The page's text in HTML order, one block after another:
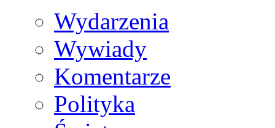
Wydarzenia
Wywiady
Komentarze
Polityka